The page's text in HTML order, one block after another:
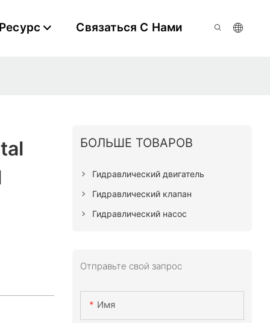
Связаться С Нами
БОЛЬШЕ ТОВАРОВ
Гидравлический двигатель
Гидравлический клапан
Гидравлический насос
Отправьте свой запрос
Имя